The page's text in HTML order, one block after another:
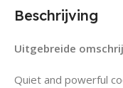
Beschrijving
Uitgebreide
Quiet and powerful